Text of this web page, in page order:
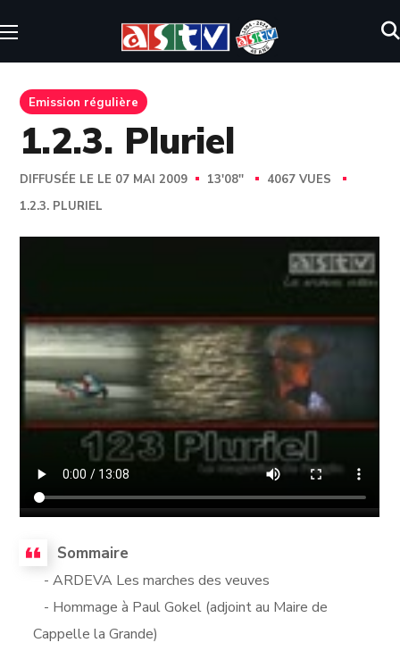
Emission régulière
1.2.3. Pluriel
DIFFUSÉE LE LE 07 MAI 2009 13'08''
4067 VUES
1.2.3. PLURIEL
Sommaire
- ARDEVA Les marches des veuves
- Hommage à Paul Gokel (adjoint au Maire de
Cappelle la Grande)